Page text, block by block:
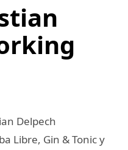
Delpech
Libre, Gin & Tonic y